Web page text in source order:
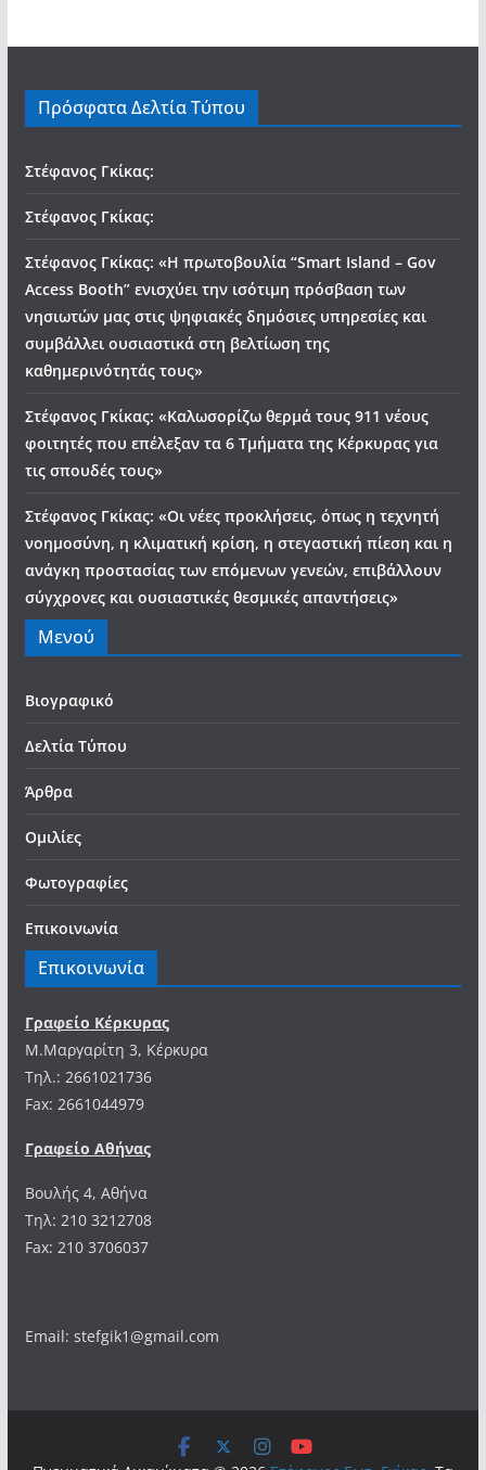
Πρόσφατα Δελτία Τύπου
Στέφανος Γκίκας:
Στέφανος Γκίκας:
Στέφανος Γκίκας: «Η πρωτοβουλία “Smart Island – Gov
Access Booth” ενισχύει την ισότιμη πρόσβαση των
νησιωτών μας στις ψηφιακές δημόσιες υπηρεσίες και
συμβάλλει ουσιαστικά στη βελτίωση της
καθημερινότητάς τους»
Στέφανος Γκίκας: «Καλωσορίζω θερμά τους 911 νέους
φοιτητές που επέλεξαν τα 6 Τμήματα της Κέρκυρας για
τις σπουδές τους»
Στέφανος Γκίκας: «Οι νέες προκλήσεις, όπως η τεχνητή
νοημοσύνη, η κλιματική κρίση, η στεγαστική πίεση και η
ανάγκη προστασίας των επόμενων γενεών, επιβάλλουν
σύγχρονες και ουσιαστικές θεσμικές απαντήσεις»
Μενού
Βιογραφικό
Δελτία Τύπου
Άρθρα
Ομιλίες
Φωτογραφίες
Επικοινωνία
Επικοινωνία
Γραφείο Κέρκυρας
Μ.Μαργαρίτη 3, Κέρκυρα
Tηλ.: 2661021736
Fax: 2661044979
Γραφείο Αθήνας
Βουλής 4, Αθήνα
Τηλ: 210 3212708
Fax: 210 3706037
Email: stefgik1@gmail.com